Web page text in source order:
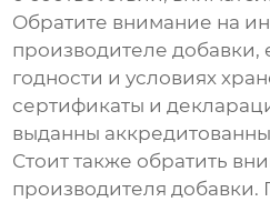
Обратите внимание на
производителе добавки,
годности и условиях
сертификаты и
выданны
Стоит также обратить
производителя